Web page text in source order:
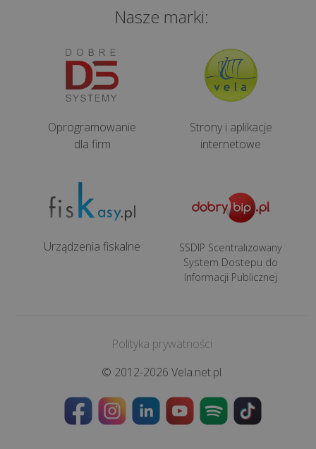
fryzjerskiego
kosmetyczki
Rachukowych
Nasze marki:
Oprogramowanie
dla firm
Strony i aplikacje
internetowe
Urządzenia fiskalne
SSDIP Scentralizowany
System Dostepu do
Informacji Publicznej
Polityka prywatności
© 2012-2026 Vela.net.pl